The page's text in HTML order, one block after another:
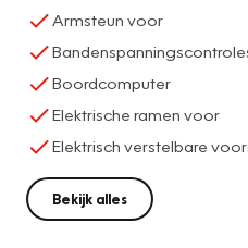
Armsteun voor
Boordcomputer
Elektrische ramen voor
Elektrisch verstelbare
Bekijk alles